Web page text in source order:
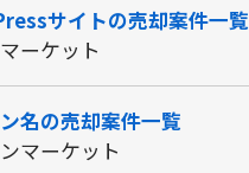
サイトの売却案件一覧
ーケット
名の売却案件一覧
マーケット